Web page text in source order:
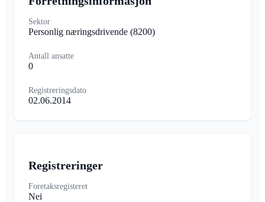
Sektor
Personlig næringsdrivende (8200)
Antall ansatte
0
Registreringsdato
02.06.2014
Registreringer
Foretaksregisteret
Nei